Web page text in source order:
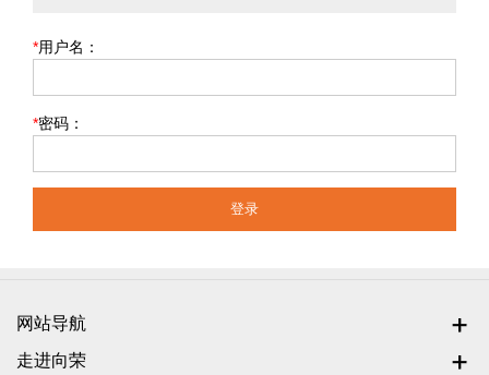
*用户名：
*密码：
登录
网站导航
走进向荣